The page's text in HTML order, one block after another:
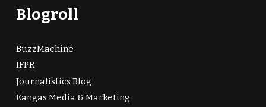
Blogroll
BuzzMachine
IFPR
Journalistics Blog
Kangas Media & Marketing